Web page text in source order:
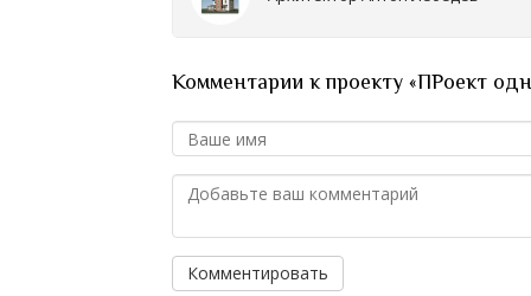
Комментарии к проекту «ПРоект
Комментировать